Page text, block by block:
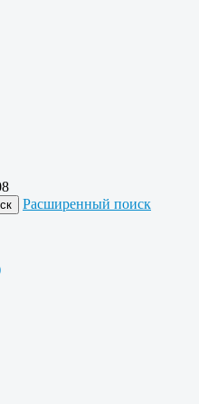
Расширенный поиск